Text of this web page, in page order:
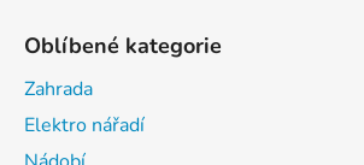
Oblíbené kategorie
Zahrada
Elektro nářadí